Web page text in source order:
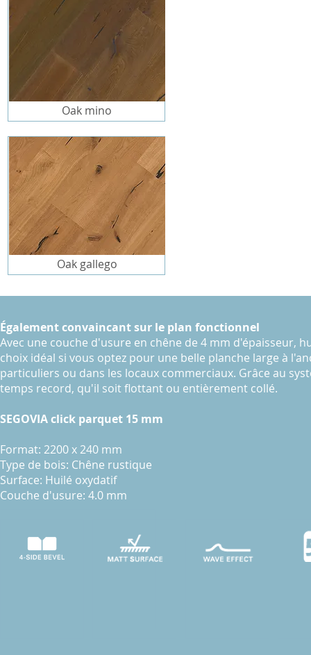
Oak mino
Oak gallego
Également convaincant sur le plan fonctionnel
Avec une couche d'usure en chêne de 4 mm d'épaisseur,
choix idéal si vous optez pour une belle planche large à
particuliers ou dans les locaux commerciaux. Grâce au
temps record, qu'il soit flottant ou entièrement collé.
SEGOVIA click parquet 15 mm
Format: 2200 x 240 mm
Type de bois: Chêne rustique
Surface: Huilé oxydatif
Couche d'usure: 4.0 mm